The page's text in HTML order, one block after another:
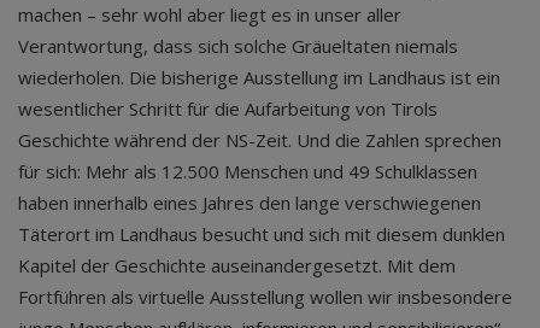
machen – sehr wohl aber liegt es in unser aller
Verantwortung, dass sich solche Gräueltaten niemals
wiederholen. Die bisherige Ausstellung im Landhaus ist ein
wesentlicher Schritt für die Aufarbeitung von Tirols
Geschichte während der NS-Zeit. Und die Zahlen sprechen
für sich: Mehr als 12.500 Menschen und 49 Schulklassen
haben innerhalb eines Jahres den lange verschwiegenen
Täterort im Landhaus besucht und sich mit diesem dunklen
Kapitel der Geschichte auseinandergesetzt. Mit dem
Fortführen als virtuelle Ausstellung wollen wir insbesondere